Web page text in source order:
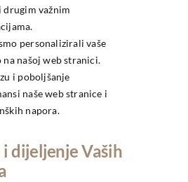
drugim važnim
personalizirali vaše
na našoj web stranici.
i poboljšanje
naše web stranice i
napora.
dijeljenje Vaših